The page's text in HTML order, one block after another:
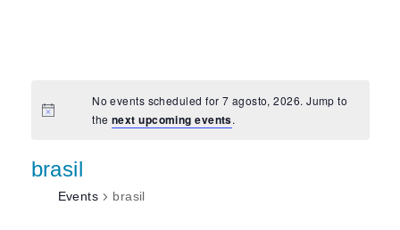
No events scheduled for 7 agosto, 2026. Jump to
the next upcoming events.
brasil
Events brasil